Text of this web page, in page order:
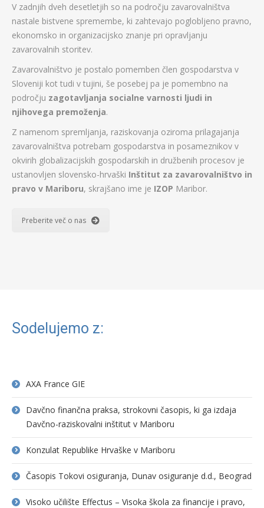
V zadnjih dveh desetletjih so na področju zavarovalništva
nastale bistvene spremembe, ki zahtevajo poglobljeno pravno,
ekonomsko in organizacijsko znanje pri opravljanju
zavarovalnih storitev.
Zavarovalništvo je postalo pomemben člen gospodarstva v
Sloveniji kot tudi v tujini, še posebej pa je pomembno na
področju zagotavljanja socialne varnosti ljudi in
njihovega premoženja.
Z namenom spremljanja, raziskovanja oziroma prilagajanja
zavarovalništva potrebam gospodarstva in posameznikov v
okvirih globalizacijskih gospodarskih in družbenih procesov je
ustanovljen slovensko-hrvaški Inštitut za zavarovalništvo in
pravo v Mariboru, skrajšano ime je IZOP Maribor.
Preberite več o nas
Sodelujemo z:
AXA France GIE
Davčno finančna praksa, strokovni časopis, ki ga izdaja
Davčno-raziskovalni inštitut v Mariboru
Konzulat Republike Hrvaške v Mariboru
Časopis Tokovi osiguranja, Dunav osiguranje d.d., Beograd
Visoko učilište Effectus – Visoka škola za financije i pravo,